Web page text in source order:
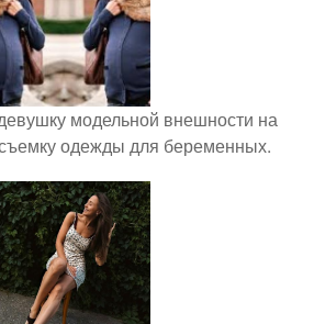
модельной внешности на
одежды для беременных.